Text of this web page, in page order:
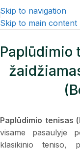
Skip to navigation
Skip to main content
Paplūdimio
Paplūdimio tenisas
visame pasaulyje
klasikinio teniso,